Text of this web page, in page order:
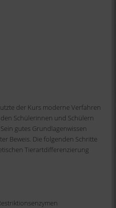
der Kurs moderne Verfahren
Schülerinnen und Schülern
gutes Grundlagenwissen
Beweis. Die folgenden Schritte
Tierartdifferenzierung